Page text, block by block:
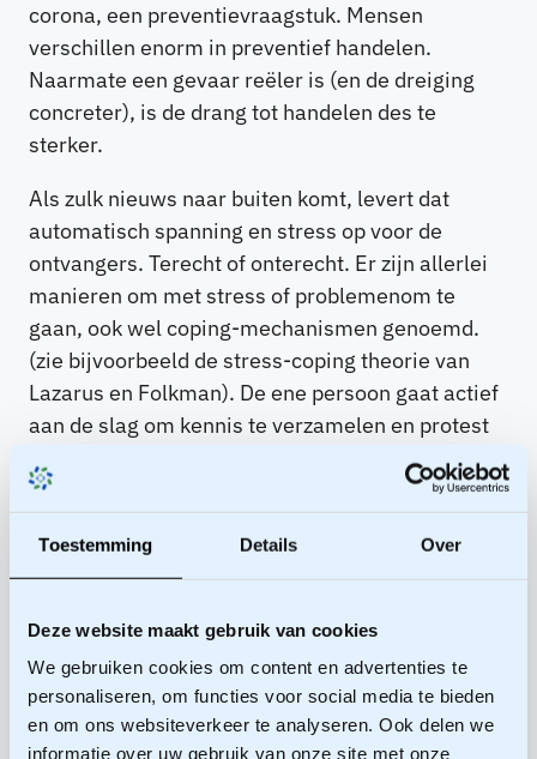
Toestemming Details Over
Deze website maakt gebruik van cookies
We gebruiken cookies om content en advertenties te
personaliseren, om functies voor social media te bieden
en om ons websiteverkeer te analyseren. Ook delen we
informatie over uw gebruik van onze site met onze
corona, een preventievraagstuk. Mensen
verschillen enorm in preventief handelen.
Naarmate een gevaar reëler is (en de dreiging
concreter), is de drang tot handelen des te
sterker.
Als zulk nieuws naar buiten komt, levert dat
automatisch spanning en stress op voor de
ontvangers. Terecht of onterecht. Er zijn allerlei
manieren om met stress of problemenom te
gaan, ook wel coping-mechanismen genoemd.
(zie bijvoorbeeld de stress-coping theorie van
Lazarus en Folkman). De ene persoon gaat actief
aan de slag om kennis te verzamelen en protest
aan te tekenen, een ander zoekt zielsverwanten
op en weer een ander wil er niets van weten. In
zijn algemeenheid geldt: Naarmate een gevaar
reëler is voor mensen, zullen zij eerder gaan
handelen.
Er ontbreekt kennis over het virus (betrouwbare
feiten) en we hebben er geen ervaring mee. Daar
moet iets mee gebeuren, want dat maakt de
situatie kwetsbaar. Postmes zegt daarover: ‘hoe